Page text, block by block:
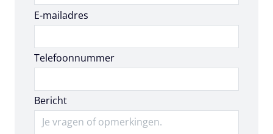
E-mailadres
E-mailadres
Telefoonnummer
Bericht